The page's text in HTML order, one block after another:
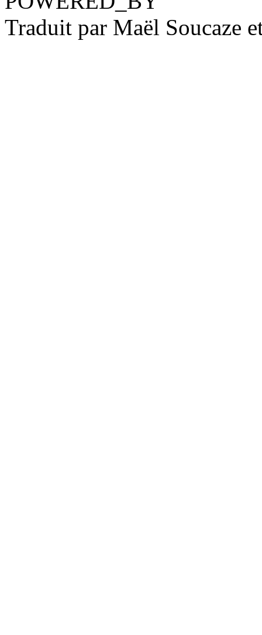
Traduit par Maël Soucaze